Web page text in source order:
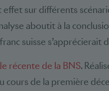
effet sur différents
aboutit à la
suisse s’apprécierait
récente de la BNS.
cours de la première